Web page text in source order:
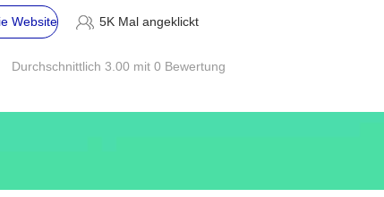
Website 5K Mal angeklickt
Durchschnittlich 3.00 mit 0 Bewertung